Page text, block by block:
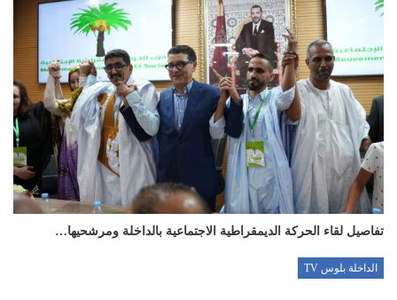
تفاصيل لقاء الحركة الديمقراطية الاجتماعية بالداخلة ومرشحيها…
الداخلة بلوس TV